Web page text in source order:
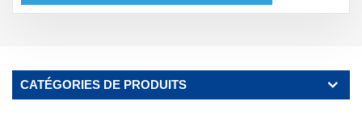
CATÉGORIES DE PRODUITS